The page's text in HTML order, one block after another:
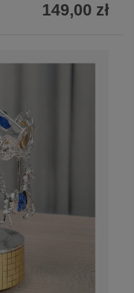
149,00 zł